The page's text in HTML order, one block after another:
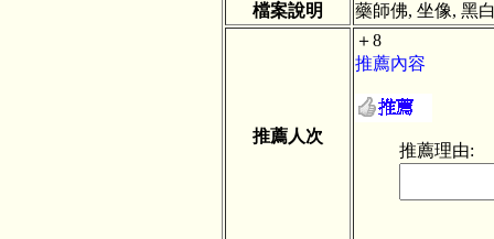
檔案說明
藥師佛, 坐像, 黑
推薦人次
＋8
推薦內容
推薦理由: